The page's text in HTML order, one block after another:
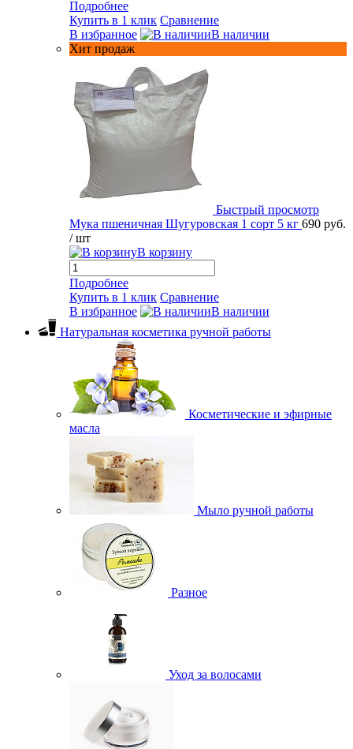
Подробнее
Купить в 1 клик Сравнение
В избранное
В наличии
Хит продаж
Быстрый просмотр
Мука пшеничная Шугуровская 1 сорт 5 кг 690 руб.
/ шт
В корзину
Подробнее
Купить в 1 клик Сравнение
В избранное
В наличии
Натуральная косметика ручной работы
Косметические и эфирные
масла
Мыло ручной работы
Разное
Уход за волосами